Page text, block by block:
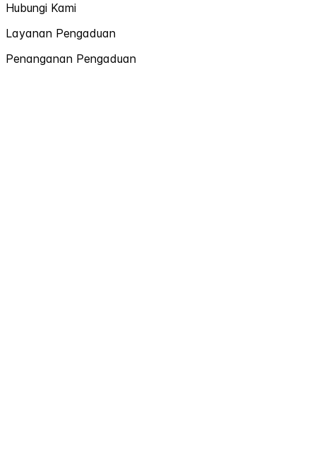
Hubungi Kami
Layanan Pengaduan
Penanganan Pengaduan